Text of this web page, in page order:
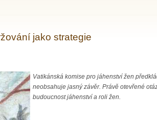
jako strategie
Vatikánská komise pro jáhenství žen
neobsahuje jasný závěr. Právě otevřené
budoucnost jáhenství a roli žen.